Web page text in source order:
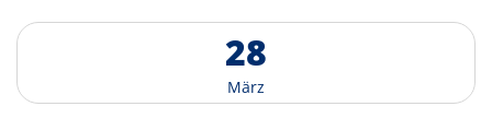
28
März